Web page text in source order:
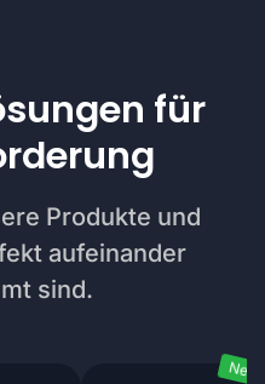
für
Produkte und
aufeinander
sind.
Neu!